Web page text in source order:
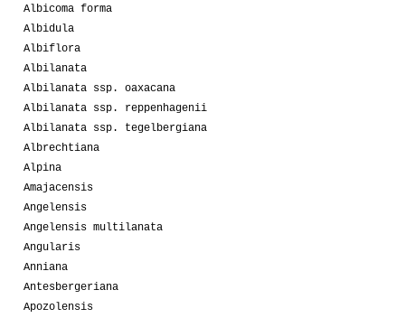
Albicoma forma
Albidula
Albiflora
Albilanata
Albilanata ssp. oaxacana
Albilanata ssp. reppenhagenii
Albilanata ssp. tegelbergiana
Albrechtiana
Alpina
Amajacensis
Angelensis
Angelensis multilanata
Angularis
Anniana
Antesbergeriana
Apozolensis